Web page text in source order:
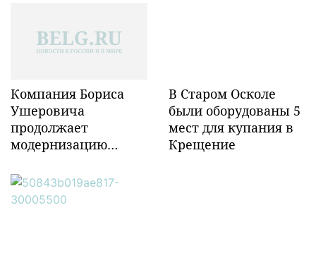
Компания Бориса
Ушеровича
продолжает
модернизацию
инфраструктуры в
Забайкалье
В Старом Осколе
были оборудованы 5
мест для купания в
Крещение